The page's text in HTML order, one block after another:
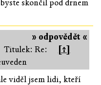
skončil pod drnem
» odpovědět «
Titulek: Re:
[↑]
viděl jsem lidi, kteří